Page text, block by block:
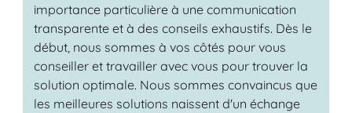
importance particulière à une communication
transparente et à des conseils exhaustifs. Dès le
début, nous sommes à vos côtés pour vous
conseiller et travailler avec vous pour trouver la
solution optimale. Nous sommes convaincus que
les meilleures solutions naissent d'un échange